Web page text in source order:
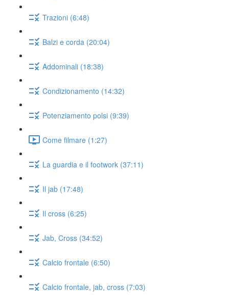
Trazioni (6:48)
Balzi e corda (20:04)
Addominali (18:38)
Condizionamento (14:32)
Potenziamento polsi (9:39)
Come filmare (1:27)
La guardia e il footwork (37:11)
Il jab (17:48)
Il cross (6:25)
Jab, Cross (34:52)
Calcio frontale (6:50)
Calcio frontale, jab, cross (7:03)